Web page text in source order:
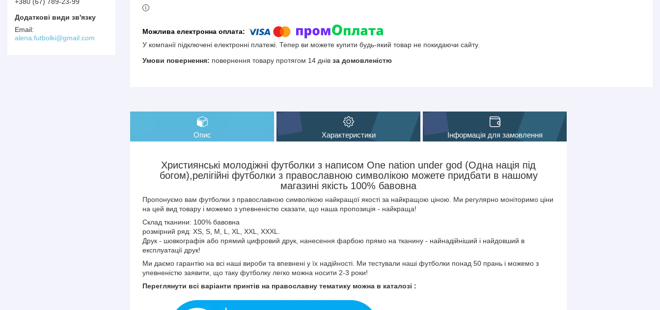
У компанії підключені електронні платежі. Тепер ви можете купити будь-який товар не покидаючи сайту.
повернення товару протягом 14 днів за домовленістю
Опис Характеристики Інформація для замовлення
Християнські молодіжні футболки з написом One nation under god (Одна нація під
богом),релігійні футболки з православною символікою можете придбати в нашому
магазині якість 100% бавовна
Пропонуємо вам футболки з православною символікою найкращої якості за найкращою ціною. Ми регулярно моніторимо ціни
на цей вид товару і можемо з упевненістю сказати, що наша пропозиція - найкраща!
Склад тканини: 100% бавовна
розмірний ряд: XS, S, M, L, XL, XXL, XXXL.
Друк - шовкографія або прямий цифровий друк, нанесення фарбою прямо на тканину - найнадійніший і найдовший в
експлуатації друк!
Ми даємо гарантію на всі наші вироби та впевнені у їх надійності. Ми тестували наші футболки понад 50 прань і можемо з
упевненістю заявити, що таку футболку легко можна носити 2-3 роки!
Переглянути всі варіанти принтів на православну тематику можна в каталозі :
+380 (67) 789-23-99
alena.futbolki@gmail.com